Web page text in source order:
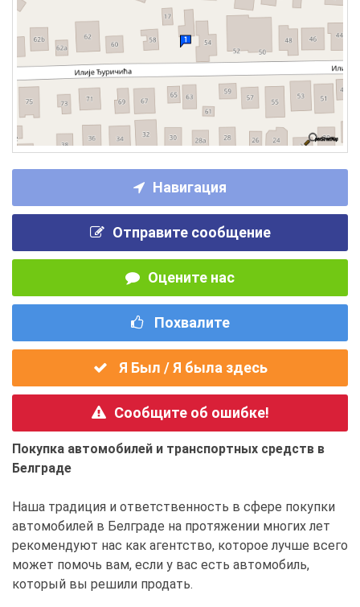
Навигация
Отправите сообщение
Оцените нас
Похвалите
Я Был / Я была здесь
Сообщите об ошибке!
Покупка автомобилей и транспортных средств в
Белграде
Наша традиция и ответственность в сфере покупки
автомобилей в Белграде на протяжении многих лет
рекомендуют нас как агентство, которое лучше всего
может помочь вам, если у вас есть автомобиль,
который вы решили продать.